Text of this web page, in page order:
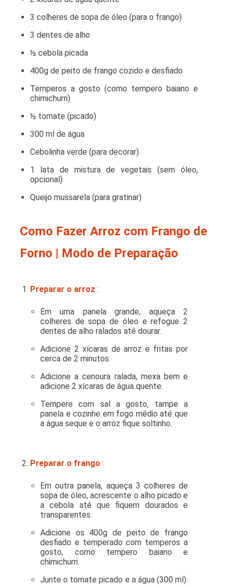
3 colheres de sopa de óleo (para o frango)
3 dentes de alho
½ cebola picada
400g de peito de frango cozido e desfiado
Temperos a gosto (como tempero baiano e
chimichurri)
½ tomate (picado)
300 ml de água
Cebolinha verde (para decorar)
1 lata de mistura de vegetais (sem óleo,
opcional)
Queijo mussarela (para gratinar)
Como Fazer Arroz com Frango de
Forno | Modo de Preparação
Preparar o arroz :
Em uma panela grande, aqueça 2
colheres de sopa de óleo e refogue 2
dentes de alho ralados até dourar.
Adicione 2 xícaras de arroz e fritas por
cerca de 2 minutos.
Adicione a cenoura ralada, mexa bem e
adicione 2 xícaras de água quente.
Tempere com sal a gosto, tampe a
panela e cozinhe em fogo médio até que
a água seque e o arroz fique soltinho.
Preparar o frango :
Em outra panela, aqueça 3 colheres de
sopa de óleo, acrescente o alho picado e
a cebola até que fiquem dourados e
transparentes.
Adicione os 400g de peito de frango
desfiado e temperado com temperos a
gosto, como tempero baiano e
chimichurri.
Junte o tomate picado e a água (300 ml).